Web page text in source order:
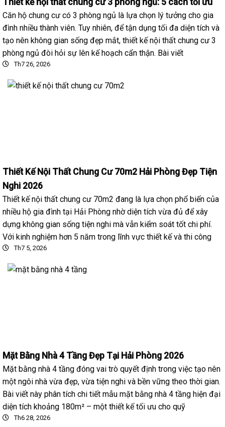
Thiết kế nội thất chung cư 3 phòng ngủ: 5 cách tối ưu
Căn hộ chung cư có 3 phòng ngủ là lựa chọn lý tưởng cho gia
đình nhiều thành viên. Tuy nhiên, để tận dụng tối đa diện tích và
tạo nên không gian sống đẹp mắt, thiết kế nội thất chung cư 3
phòng ngủ đòi hỏi sự lên kế hoạch cẩn thận. Bài viết
Th7 26, 2026
Thiết Kế Nội Thất Chung Cư 70m2 Hải Phòng Đẹp Tiện
Nghi 2026
Thiết kế nội thất chung cư 70m2 đang là lựa chọn phổ biến của
nhiều hộ gia đình tại Hải Phòng nhờ diện tích vừa đủ để xây
dựng không gian sống tiện nghi mà vẫn kiểm soát tốt chi phí.
Với kinh nghiệm hơn 5 năm trong lĩnh vực thiết kế và thi công
Th7 5, 2026
Mặt Bằng Nhà 4 Tầng Đẹp Tại Hải Phòng 2026
Mặt bằng nhà 4 tầng đóng vai trò quyết định trong việc tạo nên
một ngôi nhà vừa đẹp, vừa tiện nghi và bền vững theo thời gian.
Bài viết này phân tích chi tiết mẫu mặt bằng nhà 4 tầng hiện đại
diện tích khoảng 180m² – một thiết kế tối ưu cho quỹ
Th6 28, 2026